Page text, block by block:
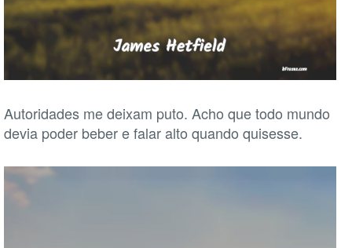
Autoridades me deixam puto. Acho que todo mundo
devia poder beber e falar alto quando quisesse.